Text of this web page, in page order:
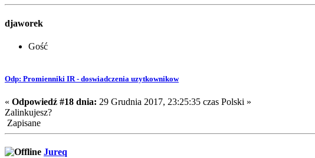
djaworek
Gość
Odp: Promienniki IR - doswiadczenia uzytkownikow
« Odpowiedź #18 dnia: 29 Grudnia 2017, 23:25:35 czas Polski »
Zalinkujesz?
Zapisane
Jureq